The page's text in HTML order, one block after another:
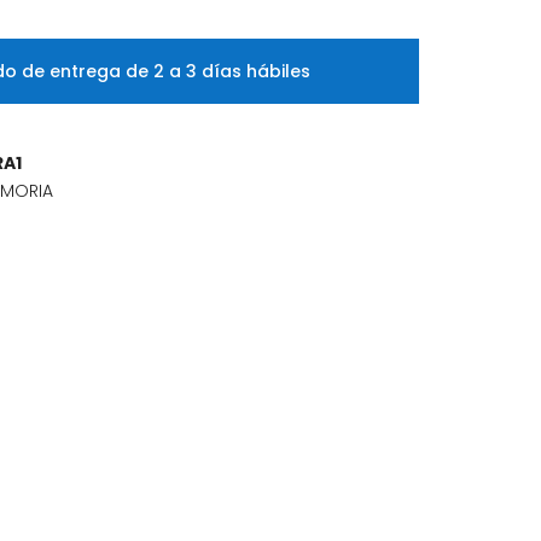
de entrega de 2 a 3 días hábiles